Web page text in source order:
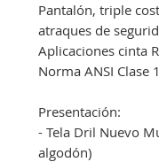
Pantalón, triple
atraques de
Aplicaciones cinta
Norma ANSI Clase
Presentación:
- Tela Dril Nuevo
algodón)